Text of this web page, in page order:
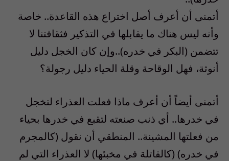
أتمنى أن أعرف أصل اختراع هذه القاعدة.. خاصة
وأنه ليس هناك ما يقابلها في التذكير فثقافتنا لا
تتضمن (البكر في خدره)..وإن كان الخجل دليل
أنوثة، فهل الوقاحة وقلة الحياء دليل رجولة؟
أتمنى أيضاً أن أعرف ماذا فعلت العذراء لتخجل
في خدرها.. أي ذنب صنعته لتقبع في خدرها بحياء
من فعلتها المشينة.. المنطقي أن نقول (كالمجرم
في خدره) (كالقاتلة في مخبئها) لا العذراء التي لم